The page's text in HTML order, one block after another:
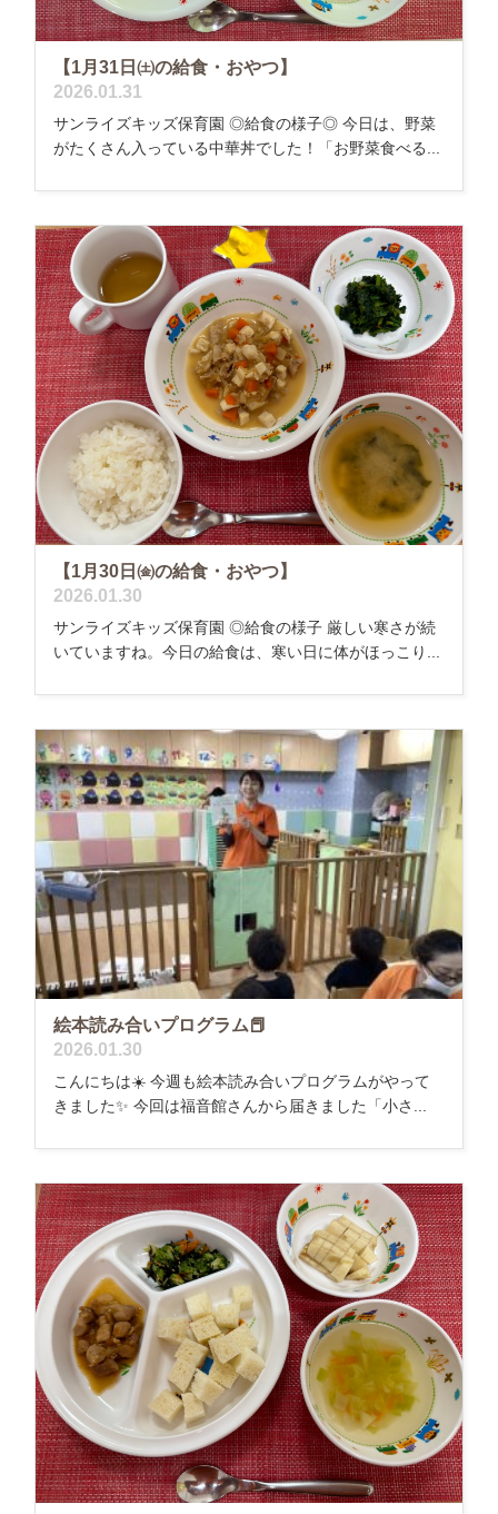
【1月31日㈯の給食・おやつ】
2026.01.31
サンライズキッズ保育園 ◎給食の様子◎ 今日は、野菜
がたくさん入っている中華丼でした！「お野菜食べる...
【1月30日㈮の給食・おやつ】
2026.01.30
サンライズキッズ保育園 ◎給食の様子 厳しい寒さが続
いていますね。今日の給食は、寒い日に体がほっこり...
絵本読み合いプログラム📕
2026.01.30
こんにちは☀️ 今週も絵本読み合いプログラムがやって
きました✨ 今回は福音館さんから届きました「小さ...